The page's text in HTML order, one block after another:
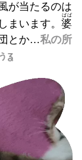
が当たるのは
まいます。 婆
ばば
とか…私の所
ʓ